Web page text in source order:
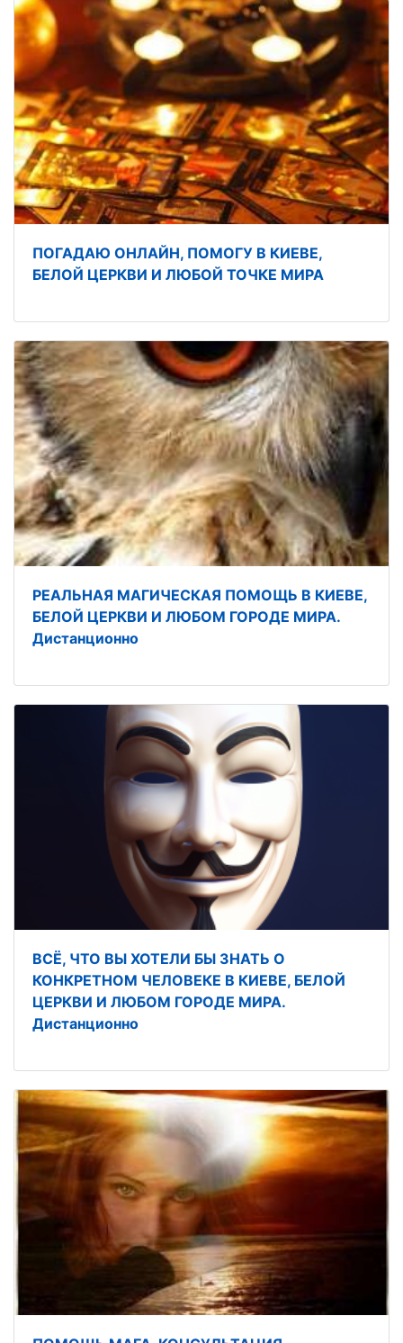
ПОГАДАЮ ОНЛАЙН, ПОМОГУ В КИЕВЕ,
БЕЛОЙ ЦЕРКВИ И ЛЮБОЙ ТОЧКЕ МИРА
РЕАЛЬНАЯ МАГИЧЕСКАЯ ПОМОЩЬ В КИЕВЕ,
БЕЛОЙ ЦЕРКВИ И ЛЮБОМ ГОРОДЕ МИРА.
Дистанционно
ВСЁ, ЧТО ВЫ ХОТЕЛИ БЫ ЗНАТЬ О
КОНКРЕТНОМ ЧЕЛОВЕКЕ В КИЕВЕ, БЕЛОЙ
ЦЕРКВИ И ЛЮБОМ ГОРОДЕ МИРА.
Дистанционно